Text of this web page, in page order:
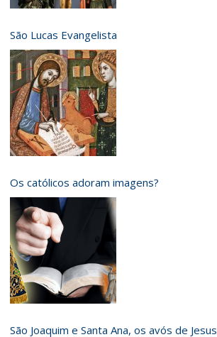
São Lucas Evangelista
Os católicos adoram imagens?
São Joaquim e Santa Ana, os avós de Jesus